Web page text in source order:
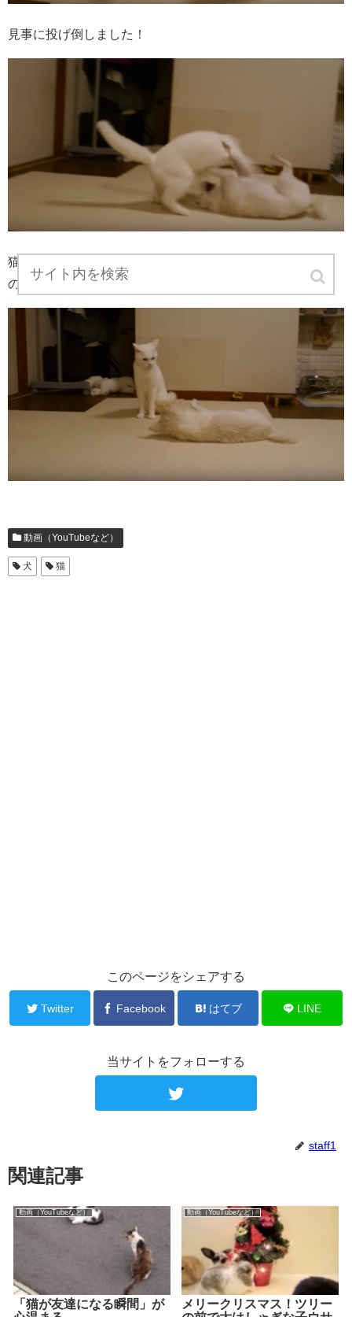
見事に投げ倒しました！
猫ちゃんの勝ち誇った表情笑。ワンちゃんも懲りればいい
のですが・・・
動画（YouTubeなど）
犬 猫
このページをシェアする
Twitter Facebook はてブ LINE
当サイトをフォローする
staff1
関連記事
動画（YouTubeなど）
「猫が友達になる瞬間」が
動画（YouTubeなど）
メリークリスマス！ツリー